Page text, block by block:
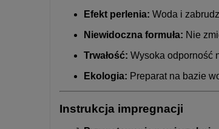
Efekt perlenia: Woda i
Niewidoczna formuła: Nie
Trwałość: Wysoka odporność
Ekologia: Preparat na bazie
Instrukcja impregnacji